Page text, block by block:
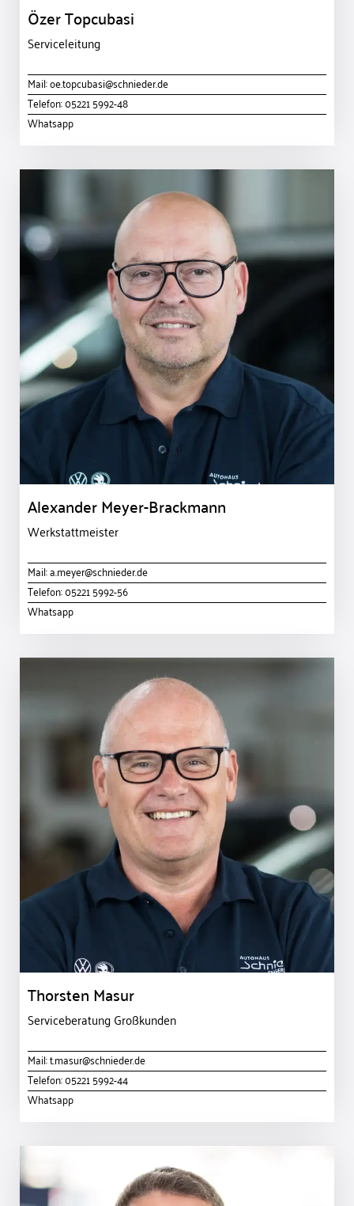
Özer Topcubasi
Serviceleitung
Mail:oe.topcubasi@schnieder.de
Telefon:05221 5992-48
Whatsapp
Alexander Meyer-Brackmann
Werkstattmeister
Mail:a.meyer@schnieder.de
Telefon:05221 5992-56
Whatsapp
Thorsten Masur
Serviceberatung Großkunden
Mail:t.masur@schnieder.de
Telefon:05221 5992-44
Whatsapp